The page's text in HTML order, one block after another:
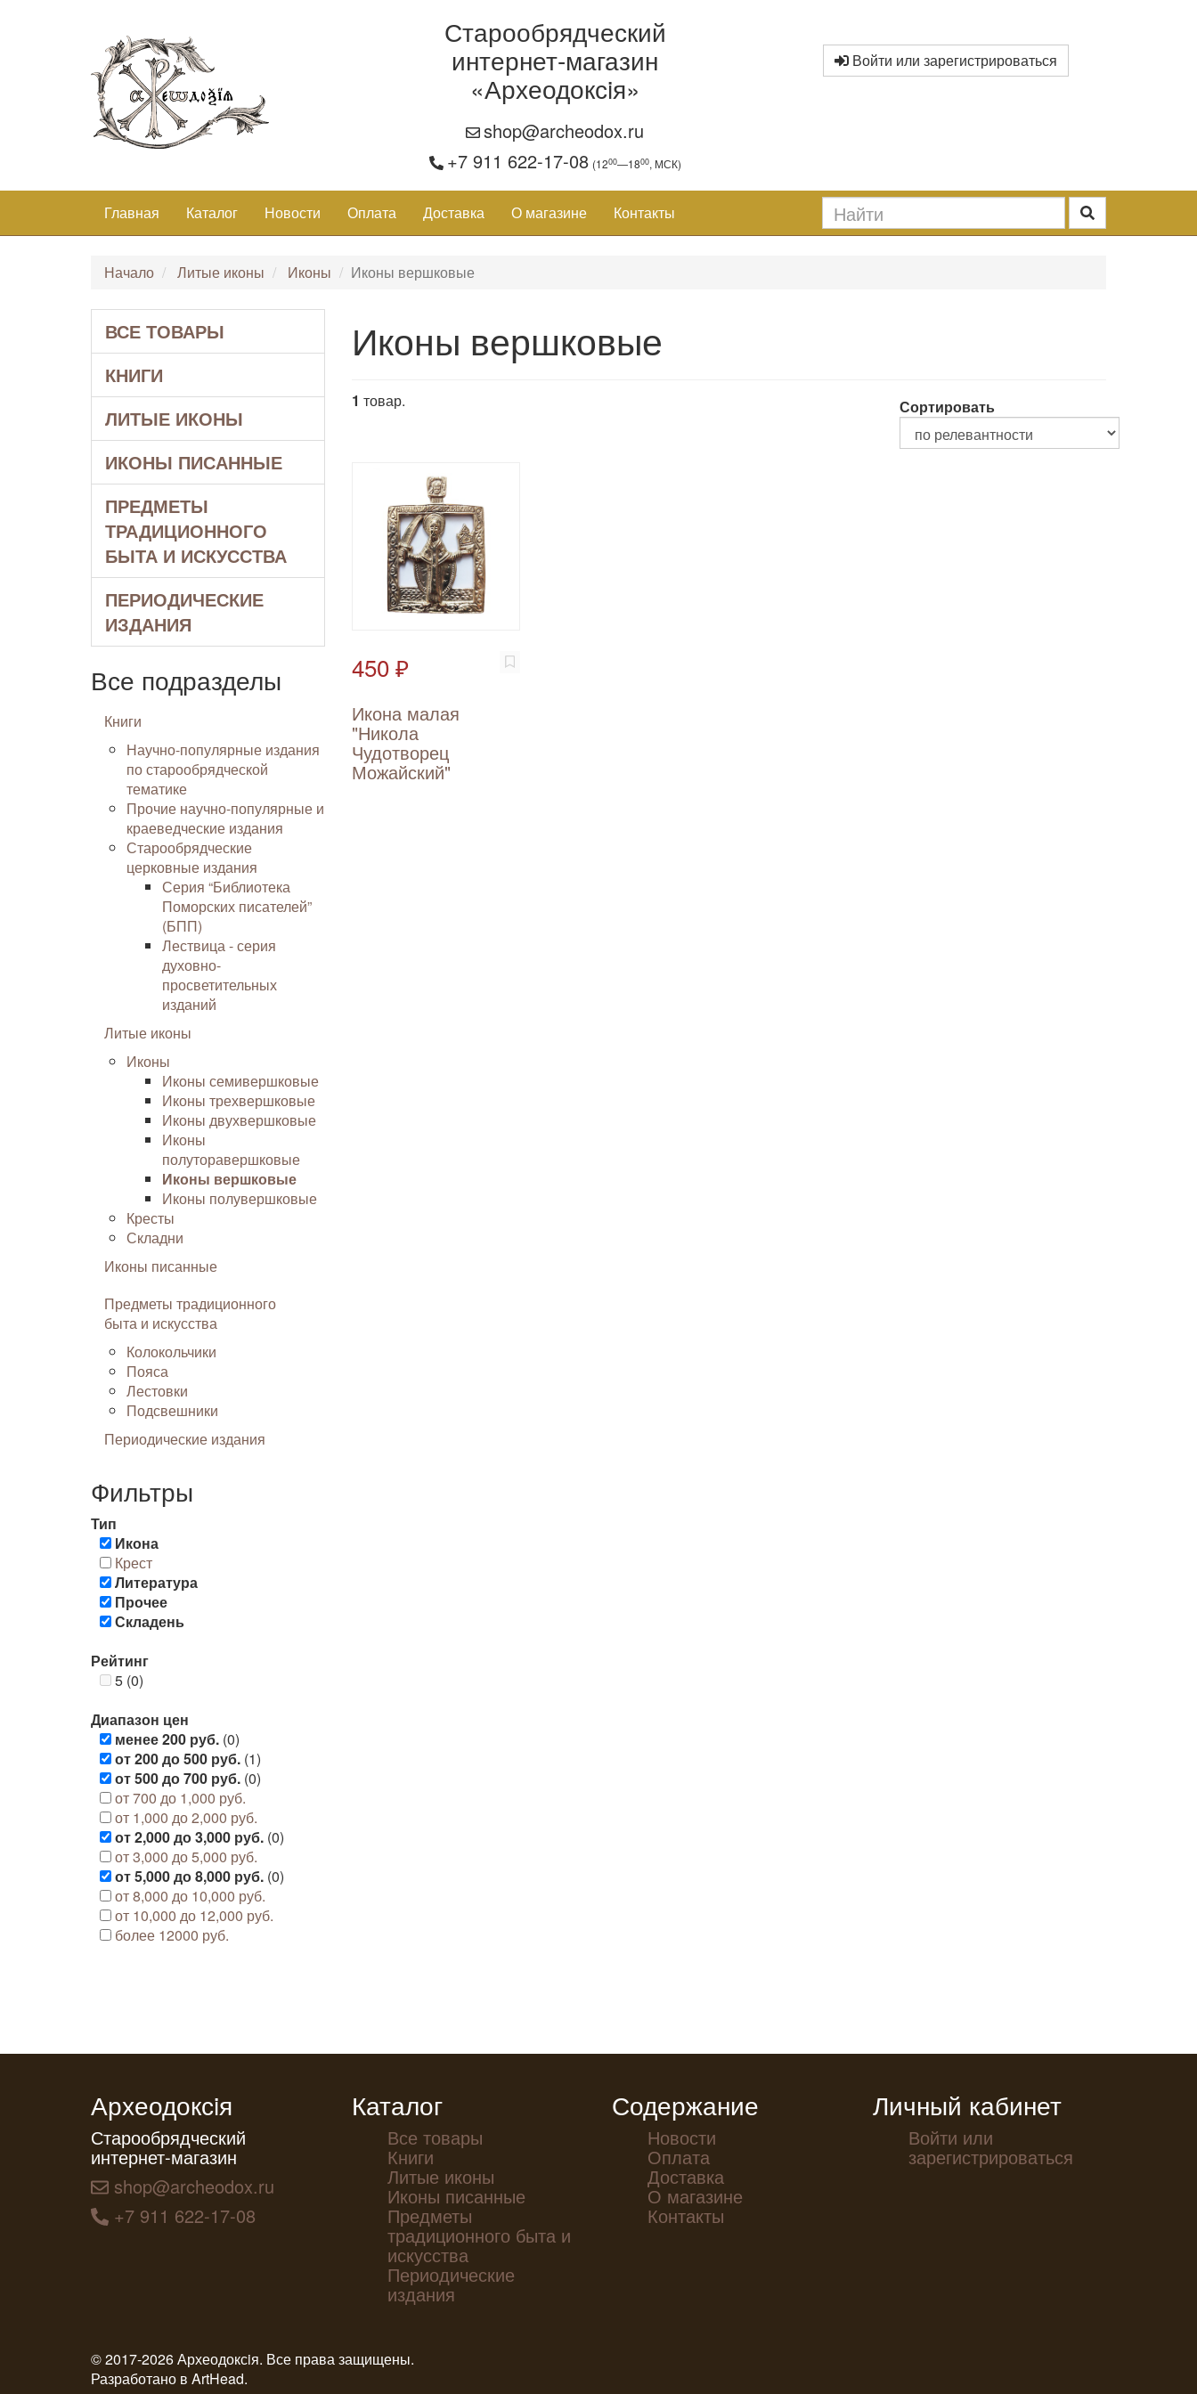
Старообрядческий
интернет-магазин
«Археодоксiя»
shop@archeodox.ru
+7 911 622-17-08 (1200—1800, МСК)
Войти или зарегистрироваться
Главная Каталог Новости Оплата Доставка О магазине Контакты
Начало Литые иконы Иконы Иконы вершковые
ВСЕ ТОВАРЫ
КНИГИ
ЛИТЫЕ ИКОНЫ
ИКОНЫ ПИСАННЫЕ
ПРЕДМЕТЫ
ТРАДИЦИОННОГО
БЫТА И ИСКУССТВА
ПЕРИОДИЧЕСКИЕ
ИЗДАНИЯ
Все подразделы
Книги
Научно-популярные издания
по старообрядческой
тематике
Прочие научно-популярные и
краеведческие издания
Старообрядческие
церковные издания
Серия “Библиотека
Поморских писателей”
(БПП)
Лествица - серия
духовно-
просветительных
изданий
Литые иконы
Иконы
Иконы семивершковые
Иконы трехвершковые
Иконы двухвершковые
Иконы
полуторавершковые
Иконы вершковые
Иконы полувершковые
Кресты
Складни
Иконы писанные
Предметы традиционного
быта и искусства
Колокольчики
Пояса
Лестовки
Подсвешники
Периодические издания
Фильтры
Тип
Икона
Крест
Литература
Прочее
Складень
Рейтинг
5 (0)
Диапазон цен
менее 200 руб. (0)
от 200 до 500 руб. (1)
от 500 до 700 руб. (0)
от 700 до 1,000 руб.
от 1,000 до 2,000 руб.
от 2,000 до 3,000 руб. (0)
от 3,000 до 5,000 руб.
от 5,000 до 8,000 руб. (0)
от 8,000 до 10,000 руб.
от 10,000 до 12,000 руб.
более 12000 руб.
Иконы вершковые
1 товар. Сортировать
450 ₽
Икона малая
"Никола
Чудотворец
Можайский"
Археодоксiя
Старообрядческий
интернет-магазин
shop@archeodox.ru
+7 911 622-17-08
Каталог
Все товары
Книги
Литые иконы
Иконы писанные
Предметы
традиционного быта и
искусства
Периодические
издания
Содержание
Новости
Оплата
Доставка
О магазине
Контакты
Личный кабинет
Войти или
зарегистрироваться
© 2017-2026 Археодоксiя. Все права защищены.
Разработано в ArtHead.